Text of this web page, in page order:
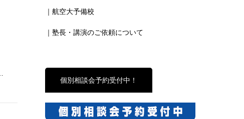
｜航空大予備校
｜塾長・講演のご依頼について
個別相談会予約受付中！